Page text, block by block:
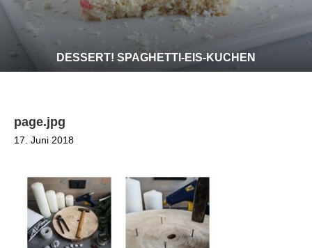
DESSERT! SPAGHETTI-EIS-KUCHEN
page.jpg
17. Juni 2018